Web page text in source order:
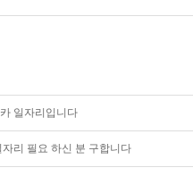
일자리입니다
리 필요 하신 분 구합니다